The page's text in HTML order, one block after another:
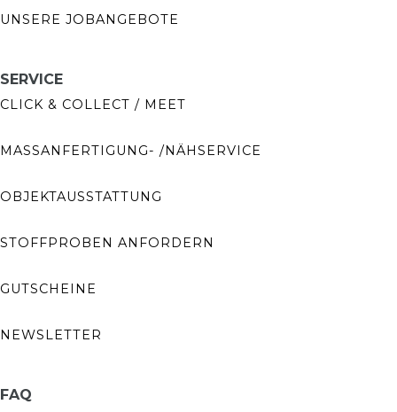
UNSERE JOBANGEBOTE
SERVICE
CLICK & COLLECT / MEET
MASSANFERTIGUNG- /NÄHSERVICE
OBJEKTAUSSTATTUNG
STOFFPROBEN ANFORDERN
GUTSCHEINE
NEWSLETTER
FAQ